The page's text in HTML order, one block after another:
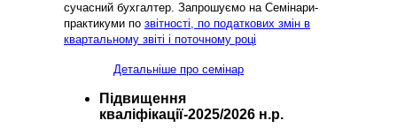
сучасний бухгалтер. Запрошуємо на Семінари-
практикуми по звітності, по податкових змін в
квартальному звіті і поточному році
Детальніше про семінар
Підвищення
кваліфікації-2025/2026 н.р.